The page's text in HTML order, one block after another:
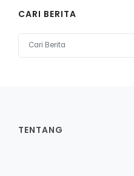
CARI BERITA
TENTANG